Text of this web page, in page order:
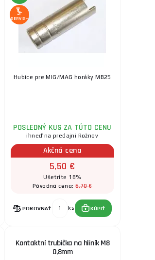
ks KÚPIŤ
SKLADOM
2,10 €
SKLADOM a na predajni Rožnov
SERVIS+
Hubice pre MIG/MAG horáky MB25
POSLEDNÝ KUS ZA TÚTO CENU
ihneď na predajni Rožnov
Akčná cena
5,50 €
Ušetríte 18%
Pôvodná cena:6,70 €
POROVNAŤ ks KÚPIŤ
Kontaktní trubička na hliník M8
0,8mm